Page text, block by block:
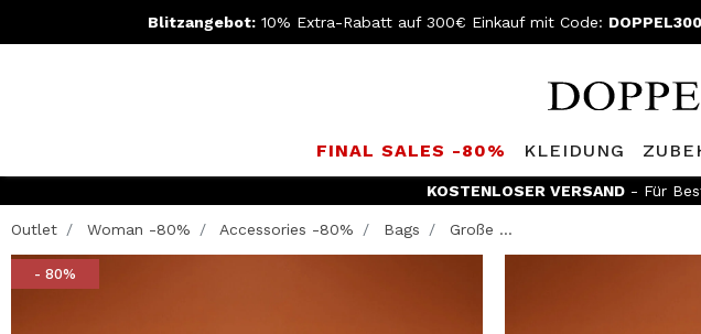
Blitzangebot: 10% Extra-Rabatt auf 300€ Einkauf mit Code: DOPPEL300
FINAL SALES -80% KLEIDUNG
KOSTENLOSER VERSAND - Für
Outlet Woman -80% Accessories -80% Bags Große ...
- 80%